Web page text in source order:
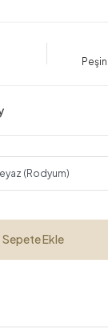
Peşin
Sepete Ekle